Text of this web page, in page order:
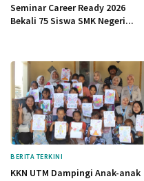
Seminar Career Ready 2026
Bekali 75 Siswa SMK Negeri...
BERITA TERKINI
KKN UTM Dampingi Anak-anak